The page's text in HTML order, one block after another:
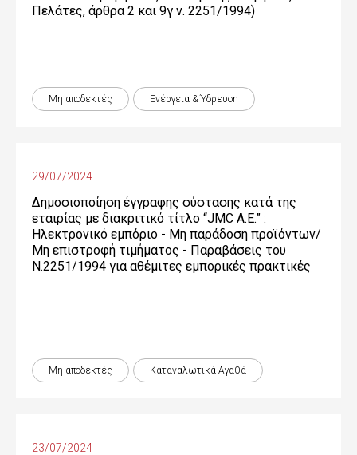
Πελάτες, άρθρα 2 και 9γ ν. 2251/1994)
Μη αποδεκτές Ενέργεια & Ύδρευση
29/07/2024
Δημοσιοποίηση έγγραφης σύστασης κατά της
εταιρίας με διακριτικό τίτλο “JMC Α.Ε.” :
Ηλεκτρονικό εμπόριο - Μη παράδοση προϊόντων/
Μη επιστροφή τιμήματος - Παραβάσεις του
Ν.2251/1994 για αθέμιτες εμπορικές πρακτικές
Μη αποδεκτές Καταναλωτικά Αγαθά
23/07/2024